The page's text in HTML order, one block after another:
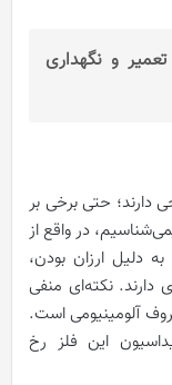
و نگهداری
دارند؛ حتی برخی بر
در واقع از
دلیل ارزان بودن،
دارند. نکته‌ای منفی
آلومینیومی است.
این فلز رخ